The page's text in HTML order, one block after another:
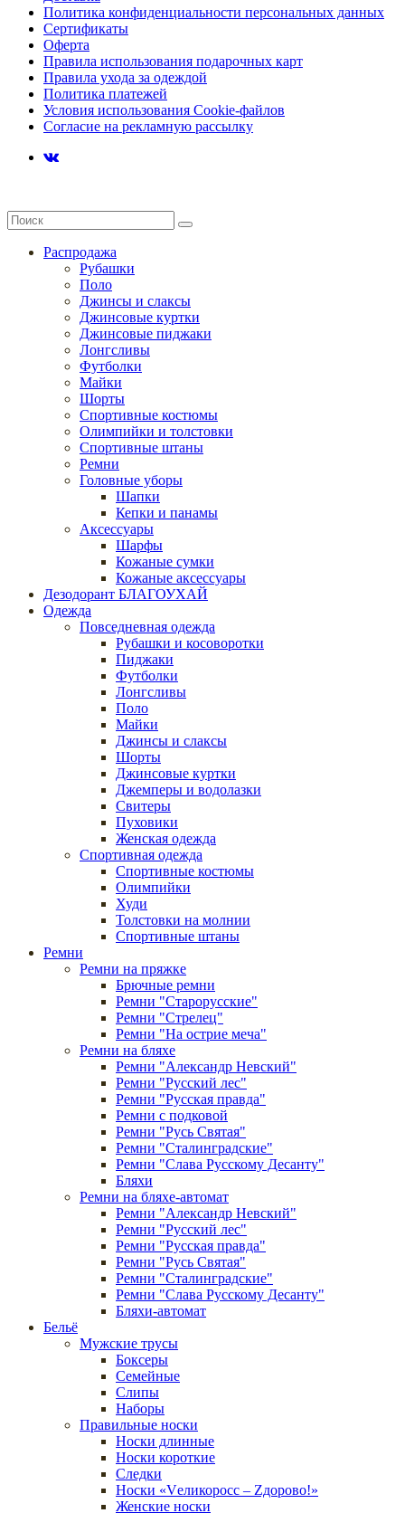
Политика конфиденциальности персональных данных
Сертификаты
Оферта
Правила использования подарочных карт
Правила ухода за одеждой
Политика платежей
Условия использования Cookie-файлов
Согласие на рекламную рассылку
Распродажа
Рубашки
Поло
Джинсы и слаксы
Джинсовые куртки
Джинсовые пиджаки
Лонгсливы
Футболки
Майки
Шорты
Спортивные костюмы
Олимпийки и толстовки
Спортивные штаны
Ремни
Головные уборы
Шапки
Кепки и панамы
Аксессуары
Шарфы
Кожаные сумки
Кожаные аксессуары
Дезодорант БЛАГОУХАЙ
Одежда
Повседневная одежда
Рубашки и косоворотки
Пиджаки
Футболки
Лонгсливы
Поло
Майки
Джинсы и слаксы
Шорты
Джинсовые куртки
Джемперы и водолазки
Свитеры
Пуховики
Женская одежда
Спортивная одежда
Спортивные костюмы
Олимпийки
Худи
Толстовки на молнии
Спортивные штаны
Ремни
Ремни на пряжке
Брючные ремни
Ремни "Старорусские"
Ремни "Стрелец"
Ремни "На острие меча"
Ремни на бляхе
Ремни "Александр Невский"
Ремни "Русский лес"
Ремни "Русская правда"
Ремни с подковой
Ремни "Русь Святая"
Ремни "Сталинградские"
Ремни "Слава Русскому Десанту"
Бляхи
Ремни на бляхе-автомат
Ремни "Александр Невский"
Ремни "Русский лес"
Ремни "Русская правда"
Ремни "Русь Святая"
Ремни "Сталинградские"
Ремни "Слава Русскому Десанту"
Бляхи-автомат
Бельё
Мужские трусы
Боксеры
Семейные
Слипы
Наборы
Правильные носки
Носки длинные
Носки короткие
Следки
Носки «Vеликоросс – Zдорово!»
Женские носки